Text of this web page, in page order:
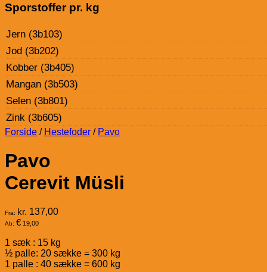
Sporstoffer pr. kg
Jern (3b103)
Jod (3b202)
Kobber (3b405)
Mangan (3b503)
Selen (3b801)
Zink (3b605)
Forside / Hestefoder / Pavo
Pavo
Cerevit Müsli
Fra: kr. 137,00
Ab: € 19,00
1 sæk : 15 kg
½ palle: 20 sække = 300 kg
1 palle : 40 sække = 600 kg